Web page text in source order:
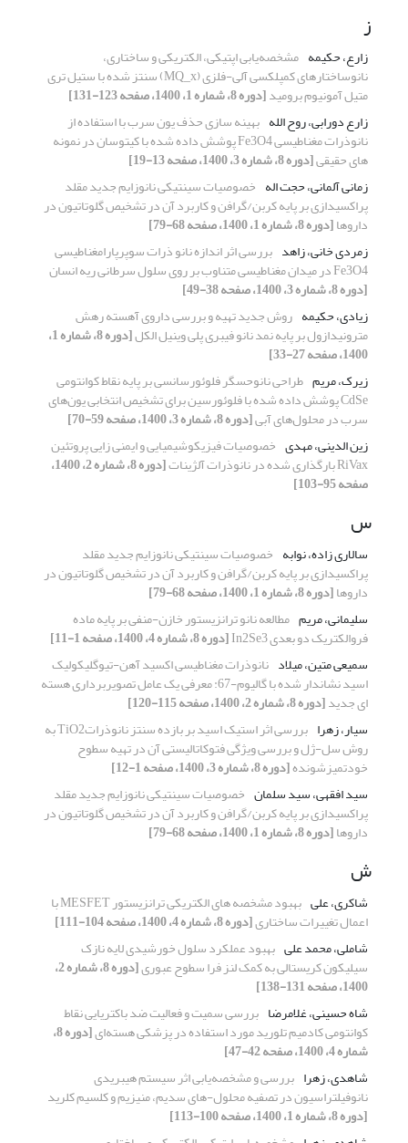
ز
زارع، حکیمه مشخصه‌یابی اپتیکی، الکتریکی و ساختاری،
نانوساختارهای کمپلکسی آلی-فلزی (MQ_x) سنتز شده با ستیل تری
متیل آمونیوم برومید[دوره 8، شماره 1، 1400، صفحه 123-131]
زارع دورابی، روح الله بهینه سازی حذف یون سرب با استفاده از
نانوذرات مغناطیسی Fe3O4 پوشش داده شده با کیتوسان در نمونه
های حقیقی[دوره 8، شماره 3، 1400، صفحه 13-19]
زمانی آلمانی، حجت اله خصوصیات سینتیکی نانوزایم جدید مقلد
پراکسیدازی بر پایه کربن/گرافن و کاربرد آن در تشخیص گلوتاتیون در
داروها[دوره 8، شماره 1، 1400، صفحه 68-79]
زمردی خانی، زاهد بررسی اثر اندازه نانو ذرات سوپرپارامغناطیسی
Fe3O4 در میدان مغناطیسی متناوب بر روی سلول سرطانی ریه انسان
[دوره 8، شماره 3، 1400، صفحه 38-49]
زیادی، حکیمه روش جدید تهیه و بررسی داروی آهسته رهش
مترونیدازول بر پایه نمد نانو فیبری پلی وینیل الکل [دوره 8، شماره 1،
1400، صفحه 27-33]
زیرک، مریم طراحی نانوحسگر فلوئورسانسی بر پایه نقاط کوانتومی
CdSe پوشش داده شده با فلوئورسین برای تشخیص انتخابی یون‌های
سرب در محلول‌های آبی[دوره 8، شماره 3، 1400، صفحه 59-70]
زین الدینی، مهدی خصوصیات فیزیکوشیمیایی و ایمنی زایی پروتئین
RiVax بارگذاری شده در نانوذرات آلژینات [دوره 8، شماره 2، 1400،
صفحه 95-103]
س
سالاری زاده، نوابه خصوصیات سینتیکی نانوزایم جدید مقلد
پراکسیدازی بر پایه کربن/گرافن و کاربرد آن در تشخیص گلوتاتیون در
داروها[دوره 8، شماره 1، 1400، صفحه 68-79]
سلیمانی، مریم مطالعه نانو ترانزیستور خازن-منفی بر پایه ماده
فروالکتریک دو بعدی In2Se3
[دوره 8، شماره 4، 1400، صفحه 1-11]
سمیعی متین، میلاد نانوذرات مغناطیسی اکسید آهن-تیوگلیکولیک
اسید نشاندار شده با گالیوم-67: معرفی یک عامل تصویربرداری هسته
ای جدید[دوره 8، شماره 2، 1400، صفحه 115-120]
سیار، زهرا
بررسی اثر استیک اسید بر بازده سنتز نانوذراتTiO2 به
روش سل-ژل و بررسی ویژگی فتوکاتالیستی آن در تهیه سطوح
خودتمیزشونده[دوره 8، شماره 3، 1400، صفحه 1-12]
سید افقهی، سید سلمان خصوصیات سینتیکی نانوزایم جدید مقلد
پراکسیدازی بر پایه کربن/گرافن و کاربرد آن در تشخیص گلوتاتیون در
داروها[دوره 8، شماره 1، 1400، صفحه 68-79]
ش
شاکری، علی بهبود مشخصه های الکتریکی ترانزیستور MESFET با
اعمال تغییرات ساختاری[دوره 8، شماره 4، 1400، صفحه 104-111]
شاملی، محمد علی بهبود عملکرد سلول خورشیدی لایه نازک
سیلیکون کریستالی به کمک لنز فرا سطوح عبوری [دوره 8، شماره 2،
1400، صفحه 131-138]
شاه حسینی، غلامرضا بررسی سمیت و فعالیت ضد باکتریایی نقاط
کوانتومی کادمیم تلورید مورد استفاده در پزشکی هسته‌ای [دوره 8،
شماره 4، 1400، صفحه 42-47]
شاهدی، زهرا بررسی و مشخصه‌یابی اثر سیستم هیبریدی
نانوفیلتراسیون در تصفیه محلول-های سدیم، منیزیم و کلسیم کلرید
[دوره 8، شماره 1، 1400، صفحه 100-113]